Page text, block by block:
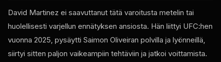
David Martinez ei saavuttanut tätä varoitusta metelin tai
huolellisesti varjellun ennätyksen ansiosta. Hän liittyi UFC:hen
vuonna 2025, pysäytti Saimon Oliveiran polvilla ja lyönneillä,
siirtyi sitten paljon vaikeampiin tehtäviin ja jatkoi voittamista.